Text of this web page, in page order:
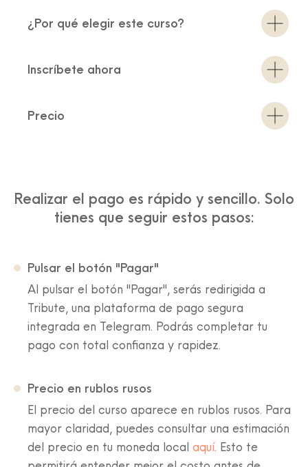
¿Por qué elegir este curso?
Inscríbete ahora
Precio
Realizar el pago es rápido y sencillo. Solo
tienes que seguir estos pasos:
Pulsar el botón "Pagar"
Al pulsar el botón "Pagar", serás redirigida a
Tribute, una plataforma de pago segura
integrada en Telegram. Podrás completar tu
pago con total confianza y rapidez.
Precio en rublos rusos
El precio del curso aparece en rublos rusos. Para
mayor claridad, puedes consultar una estimación
del precio en tu moneda local aquí. Esto te